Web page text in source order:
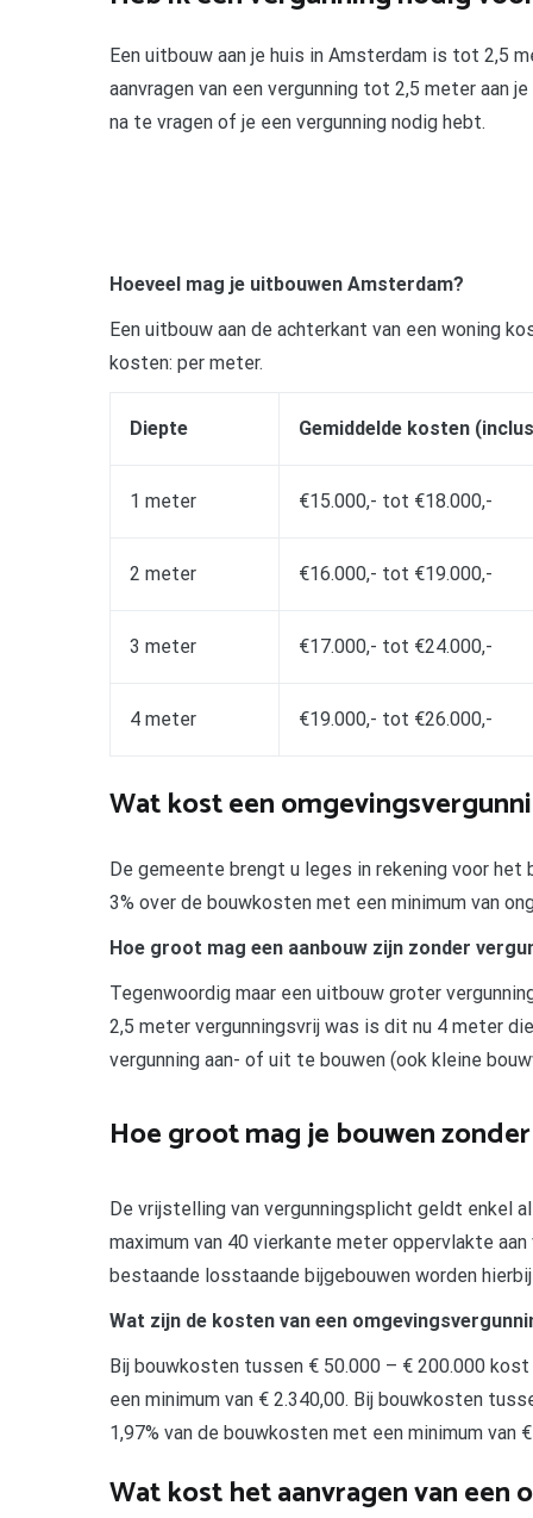
Een uitbouw aan je huis in Amsterdam is tot 2,5
aanvragen van een vergunning tot 2,5 meter aan
na te vragen of je een vergunning nodig hebt.
Hoeveel mag je uitbouwen Amsterdam?
Een uitbouw aan de achterkant van een woning
kosten: per meter.
Diepte Gemiddelde kosten
1 meter €15.000,- tot €18.000,-
2 meter €16.000,- tot €19.000,-
3 meter €17.000,- tot €24.000,-
4 meter €19.000,- tot €26.000,-
Wat kost een
De gemeente brengt u leges in rekening voor het
3% over de bouwkosten met een minimum van
Hoe groot mag een aanbouw zijn zonder
Tegenwoordig maar een uitbouw groter
2,5 meter vergunningsvrij was is dit nu 4 meter
vergunning aan- of uit te bouwen (ook kleine
Hoe groot mag je bouwen
De vrijstelling van vergunningsplicht geldt enkel
maximum van 40 vierkante meter oppervlakte
bestaande losstaande bijgebouwen worden
Wat zijn de kosten van een
Bij bouwkosten tussen € 50.000 – € 200.000
een minimum van € 2.340,00. Bij bouwkosten
1,97% van de bouwkosten met een minimum van
Wat kost het aanvragen van een